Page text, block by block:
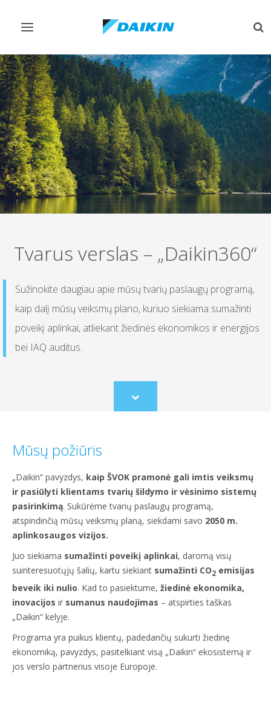
Perjungiamas
Tvarus verslas – „Daikin360​“
Sužinokite daugiau apie mūsų tvarių paslaugų programą,
kaip dalį mūsų veiksmų plano, kuriuo siekiama sumažinti
poveikį aplinkai, atliekant žiedinės ekonomikos ir energijos
bei IAQ auditus.
Scroll
to
Mūsų požiūris
„Daikin“ pavyzdys, kaip ŠVOK pramonė gali imtis veiksmų
ir pasiūlyti klientams tvarių šildymo ir vėsinimo sistemų
pasirinkimą. Sukūrėme tvarių paslaugų programą,
atspindinčią mūsų veiksmų planą, siekdami savo 2050 m.
aplinkosaugos vizijos.
Juo siekiama sumažinti poveikį aplinkai, daromą visų
suinteresuotųjų šalių, kartu siekiant sumažinti CO2 emisijas
beveik iki nulio. Kad to pasiektume, žiedinė ekonomika,
inovacijos ir sumanus naudojimas – atspirties taškas
„Daikin“ kelyje.
Programa yra puikus klientų, padedančių sukurti žiedinę
ekonomiką, pavyzdys, pasitelkiant visą „Daikin“ ekosistemą ir
jos verslo partnerius visoje Europoje.